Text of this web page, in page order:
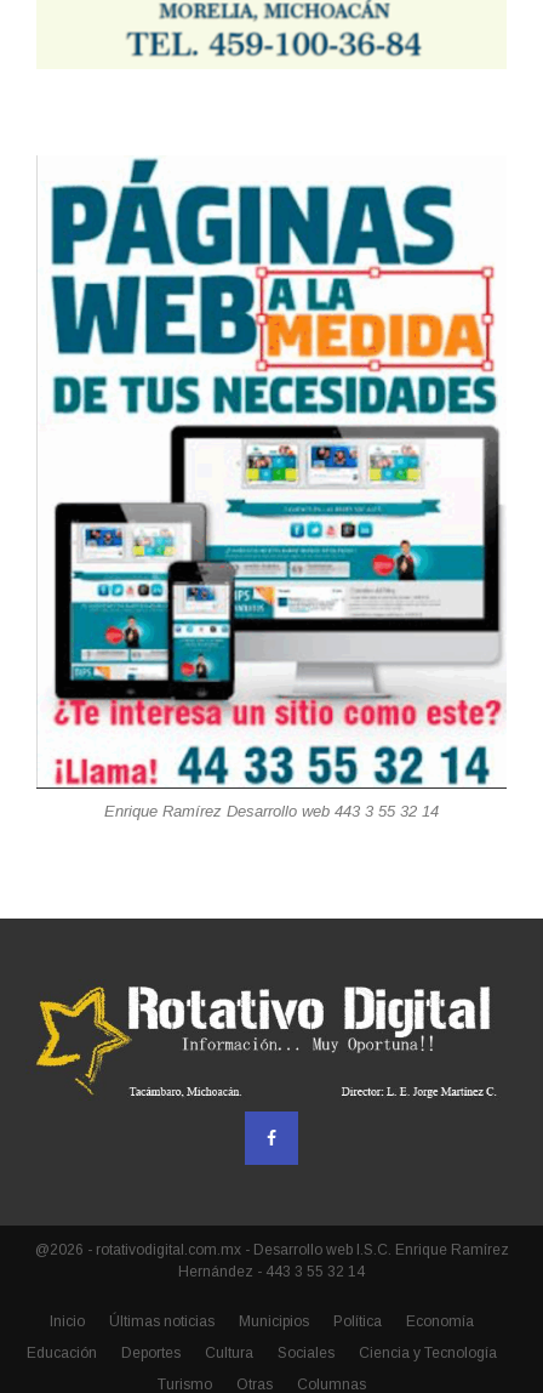
Enrique Ramírez Desarrollo web 443 3 55 32 14
@2026 - rotativodigital.com.mx - Desarrollo web I.S.C. Enrique Ramírez
Hernández - 443 3 55 32 14
Inicio Últimas noticias Municipios Política
Economía
Educación
Deportes Cultura Sociales
Ciencia y Tecnología
Turismo
Otras Columnas